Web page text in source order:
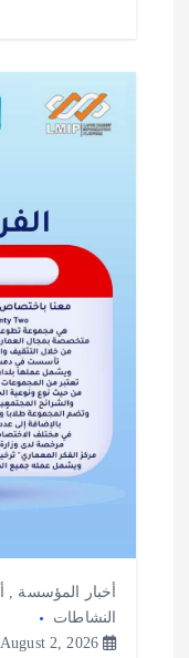
أخبار المؤسسة ,
النشاطات
August 2, 2026